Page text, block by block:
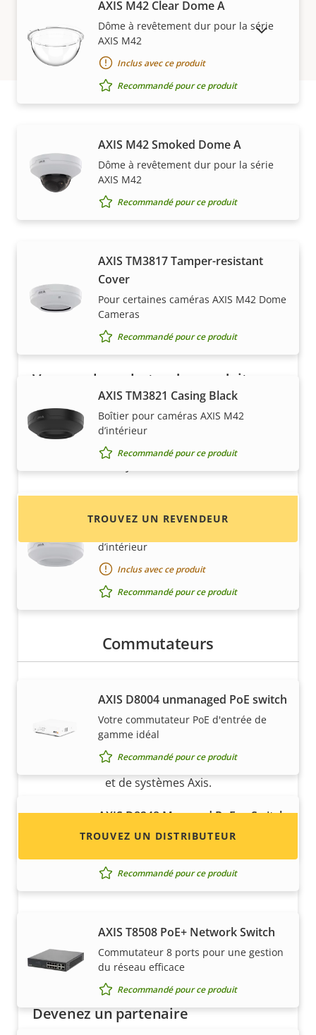
AXIS M42 Clear Dome A
Dôme à revêtement dur pour la série
AXIS M42
Inclus avec ce produit
Recommandé pour ce produit
AXIS M42 Smoked Dome A
Dôme à revêtement dur pour la série
AXIS M42
Recommandé pour ce produit
AXIS TM3817 Tamper-resistant
Cover
Pour certaines caméras AXIS M42 Dome
Cameras
Recommandé pour ce produit
AXIS TM3821 Casing Black
Boîtier pour caméras AXIS M42
d’intérieur
Recommandé pour ce produit
AXIS TM3821 Casing White
d’intérieur
Inclus avec ce produit
Recommandé pour ce produit
Commutateurs
AXIS ​D8004 unmanaged PoE switch
Votre commutateur PoE d'entrée de
gamme idéal
Recommandé pour ce produit
AXIS D8248 Managed PoE++ Switch
Commutateur 48 ports pour une
Recommandé pour ce produit
AXIS T8508 PoE+ Network Switch
Commutateur 8 ports pour une gestion
du réseau efficace
Recommandé pour ce produit
AFFICHER LES PRODUITS ABANDONNÉS
Acheter
Les solutions Axis et les produits individuels sont
vendus et installés de manière experte par nos
partenaires de confiance.
Vous voulez acheter des produits
Trouvez des revendeurs, des intégrateurs
système et des installateurs de produits et de
TROUVEZ UN REVENDEUR
Vous voulez vendre des produits
les coordonnées des distributeurs de produits
et de systèmes Axis.
TROUVEZ UN DISTRIBUTEUR
Devenez un partenaire